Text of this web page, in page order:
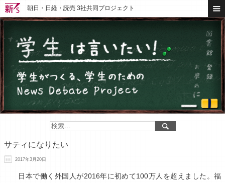
朝日・日経・読売 3社共同プロジェクト
サティになりたい
2017年3月20日
日本で働く外国人が2016年に初めて100万人を超えました。福